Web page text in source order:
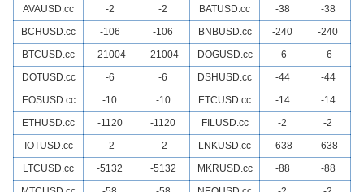
AVAUSD.cc
-2 -2 BATUSD.cc -38
-38
BCHUSD.cc
-106 -106 BNBUSD.cc -240
-240
BTCUSD.cc
-21004 -21004 DOGUSD.cc -6
-6
DOTUSD.cc
-6 -6 DSHUSD.cc -44
-44
EOSUSD.cc
-10 -10 ETCUSD.cc -14
-14
ETHUSD.cc
-1120 -1120 FILUSD.cc -2
-2
IOTUSD.cc
-2 -2 LNKUSD.cc -638
-638
LTCUSD.cc
-5132 -5132 MKRUSD.cc -88
-88